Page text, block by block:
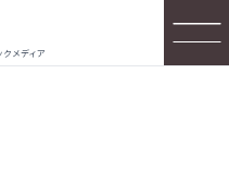
メディア